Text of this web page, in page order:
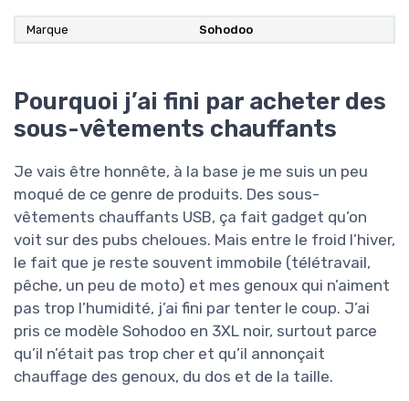
Marque Sohodoo
Pourquoi j’ai fini par acheter des
sous-vêtements chauffants
Je vais être honnête, à la base je me suis un peu
moqué de ce genre de produits. Des sous-
vêtements chauffants USB, ça fait gadget qu’on
voit sur des pubs cheloues. Mais entre le froid l’hiver,
le fait que je reste souvent immobile (télétravail,
pêche, un peu de moto) et mes genoux qui n’aiment
pas trop l’humidité, j’ai fini par tenter le coup. J’ai
pris ce modèle Sohodoo en 3XL noir, surtout parce
qu’il n’était pas trop cher et qu’il annonçait
chauffage des genoux, du dos et de la taille.